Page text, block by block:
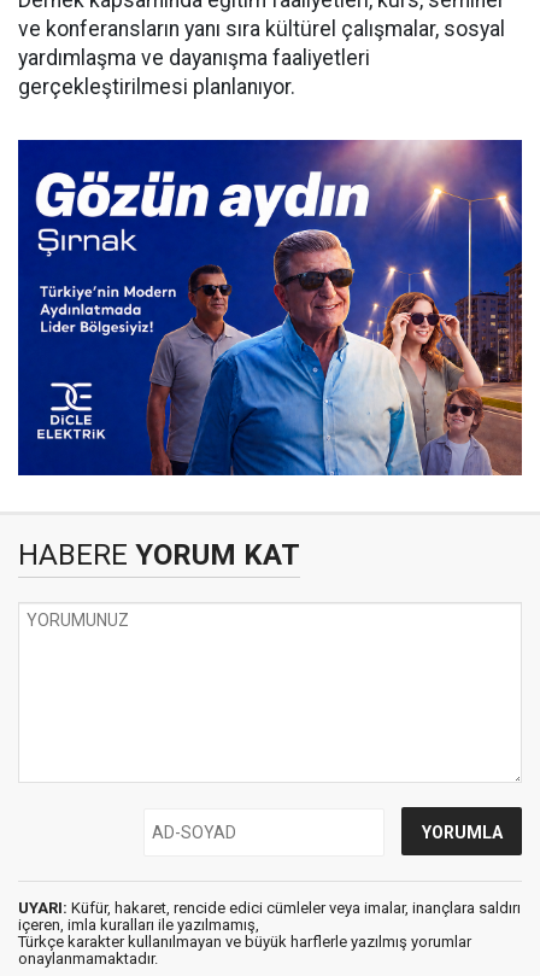
ve konferansların yanı sıra kültürel çalışmalar, sosyal
yardımlaşma ve dayanışma faaliyetleri
gerçekleştirilmesi planlanıyor.
HABERE YORUM KAT
UYARI: Küfür, hakaret, rencide edici cümleler veya imalar, inançlara saldırı
içeren, imla kuralları ile yazılmamış,
Türkçe karakter kullanılmayan ve büyük harflerle yazılmış yorumlar
onaylanmamaktadır.